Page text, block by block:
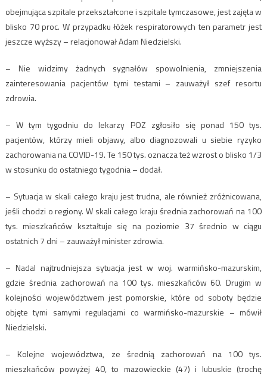
obejmująca szpitale przekształcone i szpitale tymczasowe, jest zajęta w
blisko 70 proc. W przypadku łóżek respiratorowych ten parametr jest
jeszcze wyższy – relacjonował Adam Niedzielski.
– Nie widzimy żadnych sygnałów spowolnienia, zmniejszenia
zainteresowania pacjentów tymi testami – zauważył szef resortu
zdrowia.
– W tym tygodniu do lekarzy POZ zgłosiło się ponad 150 tys.
pacjentów, którzy mieli objawy, albo diagnozowali u siebie ryzyko
zachorowania na COVID-19. Te 150 tys. oznacza też wzrost o blisko 1/3
w stosunku do ostatniego tygodnia – dodał.
– Sytuacja w skali całego kraju jest trudna, ale również zróżnicowana,
jeśli chodzi o regiony. W skali całego kraju średnia zachorowań na 100
tys. mieszkańców kształtuje się na poziomie 37 średnio w ciągu
ostatnich 7 dni – zauważył minister zdrowia.
– Nadal najtrudniejsza sytuacja jest w woj. warmińsko-mazurskim,
gdzie średnia zachorowań na 100 tys. mieszkańców 60. Drugim w
kolejności województwem jest pomorskie, które od soboty będzie
objęte tymi samymi regulacjami co warmińsko-mazurskie – mówił
Niedzielski.
– Kolejne województwa, ze średnią zachorowań na 100 tys.
mieszkańców powyżej 40, to mazowieckie (47) i lubuskie (trochę